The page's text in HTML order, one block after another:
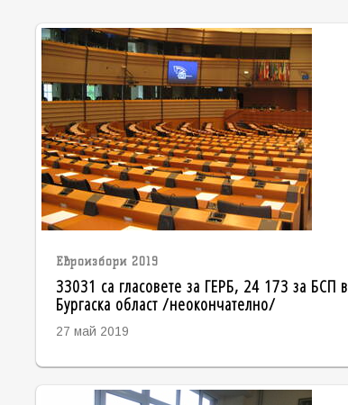
Евроизбори 2019
33031 са гласовете за ГЕРБ, 24 173 за БСП в
Бургаска област /неокончателно/
27 май 2019